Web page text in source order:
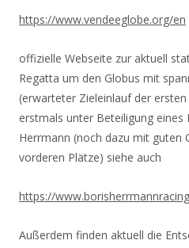
https://www.vendeeglobe.org/en
offizielle Webseite zur aktuell
Regatta um den Globus mit
(erwarteter Zieleinlauf der ersten
erstmals unter Beteiligung eines
Herrmann (noch dazu mit guten
vorderen Plätze) siehe auch
https://www.
Außerdem finden aktuell die